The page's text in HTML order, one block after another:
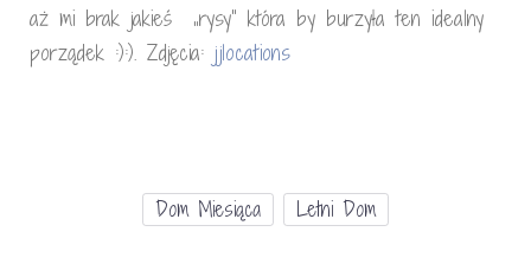
aż mi brak jakieś „rysy” która by burzyła ten idealny
porządek :):). Zdjęcia: jjlocations
Dom Miesiąca Letni Dom